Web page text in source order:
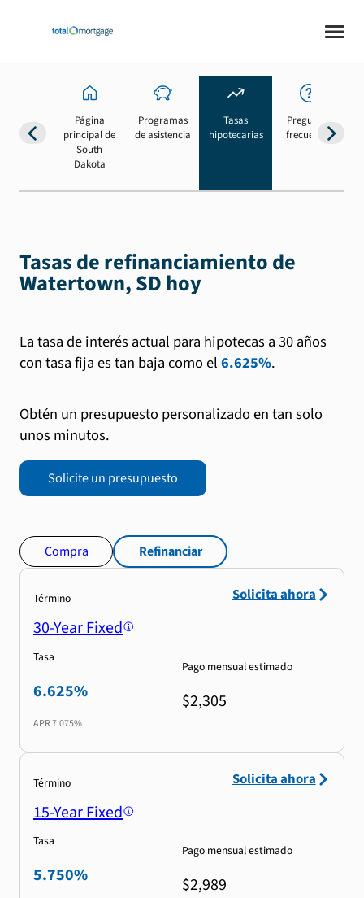
Página
principal de
South
Dakota
Programas
de asistencia
Tasas
hipotecarias
Preguntas
frecuentes
Tasas de refinanciamiento de
Watertown, SD hoy
La tasa de interés actual para hipotecas a 30 años
con tasa fija es tan baja como el6.625%.
Obtén un presupuesto personalizado en tan solo
unos minutos.
Solicite un presupuesto
Compra Refinanciar
Término
30-Year Fixed
Tasa
6.625%
APR7.075%
Pago mensual estimado
$2,305
Solicita ahora
Término
15-Year Fixed
Tasa
5.750%
Pago mensual estimado
$2,989
Solicita ahora